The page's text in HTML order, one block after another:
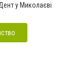
у Миколаєві